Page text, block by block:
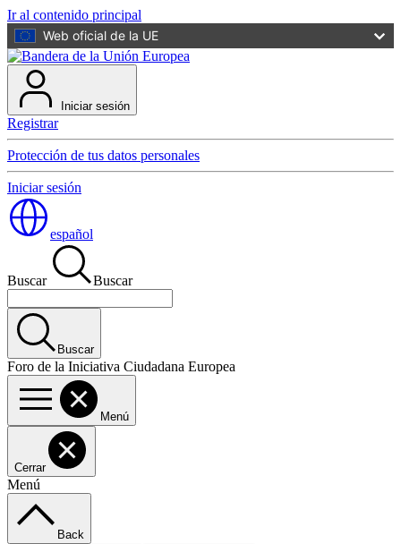
Ir al contenido principal
Web oficial de la UE
Iniciar sesión
Registrar
Protección de tus datos personales
Iniciar sesión
español
Buscar Buscar
Buscar
Foro de la Iniciativa Ciudadana Europea
Menú
Cerrar
Menú
Back